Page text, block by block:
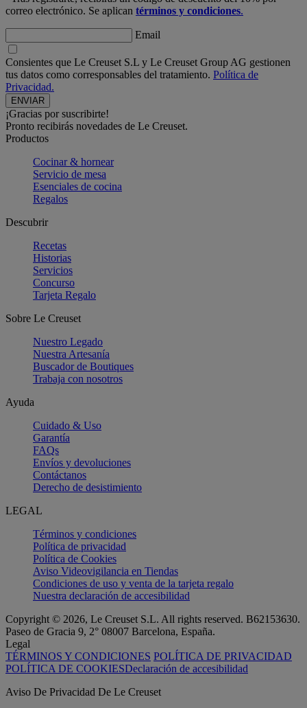
correo electrónico. Se aplican términos y condiciones.
Email
Consientes que Le Creuset S.L y Le Creuset Group AG gestionen
tus datos como corresponsables del tratamiento. Política de
Privacidad.
¡Gracias por suscribirte!
Pronto recibirás novedades de Le Creuset.
Productos
Cocinar & hornear
Servicio de mesa
Esenciales de cocina
Regalos
Descubrir
Recetas
Historias
Servicios
Concurso
Tarjeta Regalo
Sobre Le Creuset
Nuestro Legado
Nuestra Artesanía
Buscador de Boutiques
Trabaja con nosotros
Ayuda
Cuidado & Uso
Garantía
FAQs
Envíos y devoluciones
Contáctanos
Derecho de desistimiento
LEGAL
Términos y condiciones
Política de privacidad
Política de Cookies
Aviso Videovigilancia en Tiendas
Condiciones de uso y venta de la tarjeta regalo
Nuestra declaración de accesibilidad
Copyright © 2026, Le Creuset S.L. All rights reserved. B62153630.
Paseo de Gracia 9, 2° 08007 Barcelona, España.
Legal
TÉRMINOS Y CONDICIONES POLÍTICA DE PRIVACIDAD
POLÍTICA DE COOKIESDeclaración de accesibilidad
Aviso De Privacidad De Le Creuset